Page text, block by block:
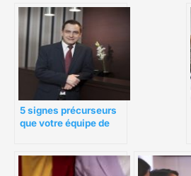
5 signes précurseurs
que votre équipe de